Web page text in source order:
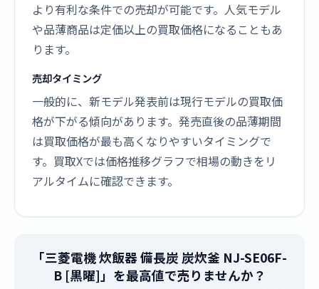
より有利な条件での売却が可能です。人気モデル
や品薄商品は定価以上の買取価格になることもあ
ります。
売却タイミング
一般的に、新モデル発表前は現行モデルの買取価
格が下がる傾向があります。発売直後の品薄期間
は買取価格が最も高くなりやすいタイミングで
す。買取Xでは価格推移グラフで相場の動きをリ
アルタイムに確認できます。
「三菱電機 炊飯器 備長炭 炭炊釜 NJ-SE06F-
B [黒曜]」を最高値で売りませんか？